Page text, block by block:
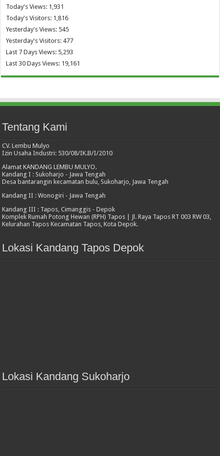
Today's Views: 1,931
Today's Visitors: 1,816
Yesterday's Views: 545
Yesterday's Visitors: 477
Last 7 Days Views: 5,293
Last 30 Days Views: 19,161
Tentang Kami
CV. Lembu Mulyo
Izin Usaha Industri: 530/08/IK.B/I/2010
Alamat KANDANG LEMBU MULYO.
Kandang I : Sukoharjo - Jawa Tengah
Desa bantarangin kecamatan bulu, Sukoharjo, Jawa Tengah
Kandang II : Wonogiri - Jawa Tengah
Kandang III : Tapos, Cimanggis - Depok
Komplek Rumah Potong Hewan (RPH) Tapos | Jl. Raya Tapos RT 003 RW 03,
Kelurahan Tapos Kecamatan Tapos, Kota Depok.
Lokasi Kandang Tapos Depok
Lokasi Kandang Sukoharjo